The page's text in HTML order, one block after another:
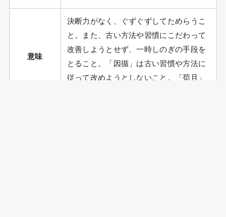
意味
決断力がなく、ぐずぐずしてためらうこ
と。また、古い方法や習慣にこだわって
改善しようとせず、一時しのぎの手段を
とること。「因循」は古い習慣や方法に
従って改めようとしないこと。「苟且」